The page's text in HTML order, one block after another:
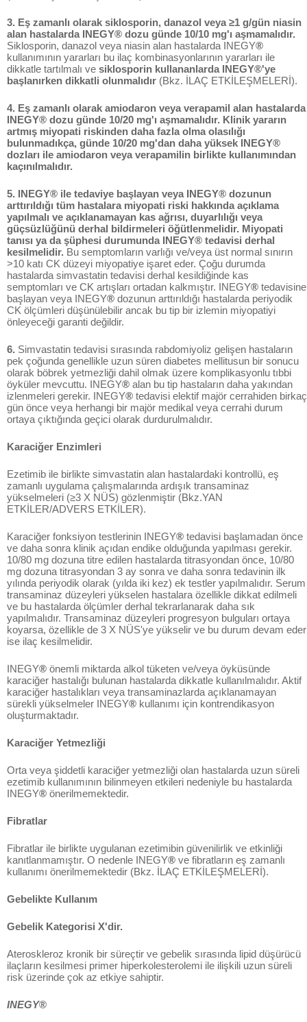
3. Eş zamanlı olarak siklosporin, danazol veya ≥1 g/gün niasin
alan hastalarda INEGY® dozu günde 10/10 mg'ı aşmamalıdır.
Siklosporin, danazol veya niasin alan hastalarda INEGY®
kullanımının yararları bu ilaç kombinasyonlarının yararları ile
dikkatle tartılmalı ve siklosporin kullananlarda INEGY®'ye
başlanırken dikkatli olunmalıdır (Bkz. İLAÇ ETKİLEŞMELERİ).
4. Eş zamanlı olarak amiodaron veya verapamil alan hastalarda
INEGY® dozu günde 10/20 mg'ı aşmamalıdır. Klinik yararın
artmış miyopati riskinden daha fazla olma olasılığı
bulunmadıkça, günde 10/20 mg'dan daha yüksek INEGY®
dozları ile amiodaron veya verapamilin birlikte kullanımından
kaçınılmalıdır.
5. INEGY® ile tedaviye başlayan veya INEGY® dozunun
arttırıldığı tüm hastalara miyopati riski hakkında açıklama
yapılmalı ve açıklanamayan kas ağrısı, duyarlılığı veya
güçsüzlüğünü derhal bildirmeleri öğütlenmelidir. Miyopati
tanısı ya da şüphesi durumunda INEGY® tedavisi derhal
kesilmelidir. Bu semptomların varlığı ve/veya üst normal sınırın
>10 katı CK düzeyi miyopatiye işaret eder. Çoğu durumda
hastalarda simvastatin tedavisi derhal kesildiğinde kas
semptomları ve CK artışları ortadan kalkmıştır. INEGY® tedavisine
başlayan veya INEGY® dozunun arttırıldığı hastalarda periyodik
CK ölçümleri düşünülebilir ancak bu tip bir izlemin miyopatiyi
önleyeceği garanti değildir.
6. Simvastatin tedavisi sırasında rabdomiyoliz gelişen hastaların
pek çoğunda genellikle uzun süren diabetes mellitusun bir sonucu
olarak böbrek yetmezliği dahil olmak üzere komplikasyonlu tıbbi
öyküler mevcuttu. INEGY® alan bu tip hastaların daha yakından
izlenmeleri gerekir. INEGY® tedavisi elektif majör cerrahiden birkaç
gün önce veya herhangi bir majör medikal veya cerrahi durum
ortaya çıktığında geçici olarak durdurulmalıdır.
Karaciğer Enzimleri
Ezetimib ile birlikte simvastatin alan hastalardaki kontrollü, eş
zamanlı uygulama çalışmalarında ardışık transaminaz
yükselmeleri (≥3 X NÜS) gözlenmiştir (Bkz.YAN
ETKİLER/ADVERS ETKİLER).
Karaciğer fonksiyon testlerinin INEGY® tedavisi başlamadan önce
ve daha sonra klinik açıdan endike olduğunda yapılması gerekir.
10/80 mg dozuna titre edilen hastalarda titrasyondan önce, 10/80
mg dozuna titrasyondan 3 ay sonra ve daha sonra tedavinin ilk
yılında periyodik olarak (yılda iki kez) ek testler yapılmalıdır. Serum
transaminaz düzeyleri yükselen hastalara özellikle dikkat edilmeli
ve bu hastalarda ölçümler derhal tekrarlanarak daha sık
yapılmalıdır. Transaminaz düzeyleri progresyon bulguları ortaya
koyarsa, özellikle de 3 X NÜS'ye yükselir ve bu durum devam eder
ise ilaç kesilmelidir.
INEGY® önemli miktarda alkol tüketen ve/veya öyküsünde
karaciğer hastalığı bulunan hastalarda dikkatle kullanılmalıdır. Aktif
karaciğer hastalıkları veya transaminazlarda açıklanamayan
sürekli yükselmeler INEGY® kullanımı için kontrendikasyon
oluşturmaktadır.
Karaciğer Yetmezliği
Orta veya şiddetli karaciğer yetmezliği olan hastalarda uzun süreli
ezetimib kullanımının bilinmeyen etkileri nedeniyle bu hastalarda
INEGY® önerilmemektedir.
Fibratlar
Fibratlar ile birlikte uygulanan ezetimibin güvenilirlik ve etkinliği
kanıtlanmamıştır. O nedenle INEGY® ve fibratların eş zamanlı
kullanımı önerilmemektedir (Bkz. İLAÇ ETKİLEŞMELERİ).
Gebelikte Kullanım
Gebelik Kategorisi X'dir.
Ateroskleroz kronik bir süreçtir ve gebelik sırasında lipid düşürücü
ilaçların kesilmesi primer hiperkolesterolemi ile ilişkili uzun süreli
risk üzerinde çok az etkiye sahiptir.
INEGY®